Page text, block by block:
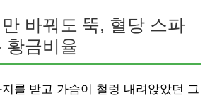
바꿔도 뚝, 혈당 스파
황금비율
를 받고 가슴이 철렁 내려앉았던 그